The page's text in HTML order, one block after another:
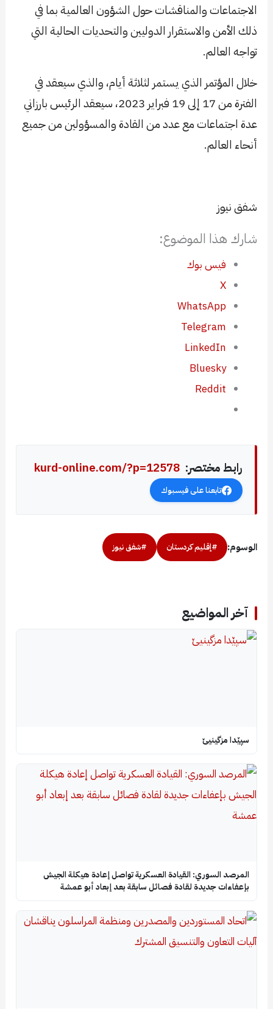
الاجتماعات والمناقشات حول الشؤون العالمية بما في
ذلك الأمن والاستقرار الدوليين والتحديات الحالية التي
تواجه العالم.
خلال المؤتمر الذي يستمر لثلاثة أيام، والذي سيعقد في
الفترة من 17 إلى 19 فبراير 2023، سيعقد الرئيس بارزاني
عدة اجتماعات مع عدد من القادة والمسؤولين من جميع
أنحاء العالم.
شفق نيوز
شارك هذا الموضوع:
فيس بوك
X
WhatsApp
Telegram
LinkedIn
Bluesky
Reddit
رابط مختصر: kurd-online.com/?p=12578
تابعنا على فيسبوك
الوسوم: #إقليم كردستان #شفق نيوز
آخر المواضيع
سپێدا مزگینیێ
المرصد السوري: القيادة العسكرية تواصل إعادة هيكلة الجيش
بإعفاءات جديدة لقادة فصائل سابقة بعد إبعاد أبو عمشة